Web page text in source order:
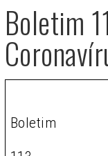
Boletim
Boletim